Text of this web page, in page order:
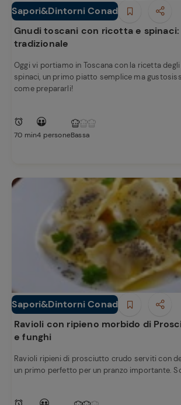
Sapori&Dintorni Conad
Primi piatti
Gnudi toscani con ricotta e
tradizionale
Oggi vi portiamo in Toscana con la ricetta
spinaci, un primo piatto semplice ma
come prepararli!
70 min4 personeBassa
Sapori&Dintorni Conad
Primi piatti
Ravioli con ripieno morbido di
e funghi
Ravioli ripieni di prosciutto crudo serviti con
un primo perfetto per un pranzo importante.